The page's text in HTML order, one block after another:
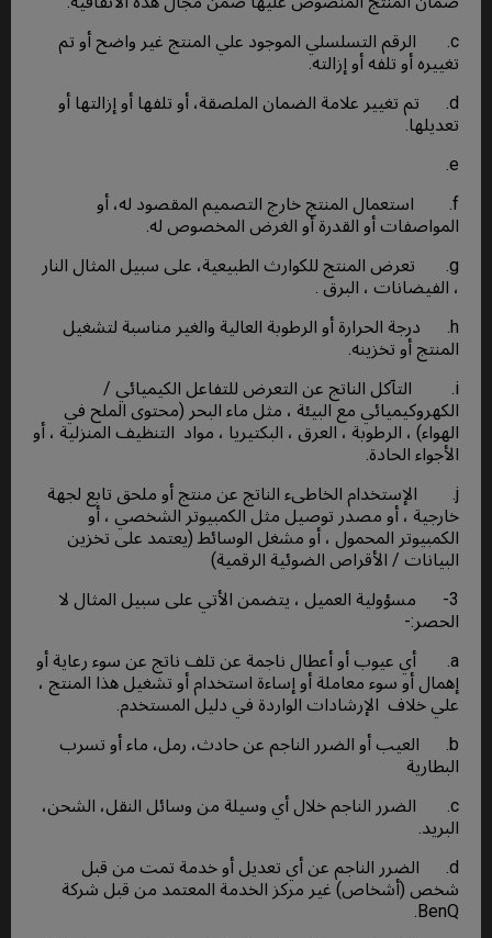
c. الرقم التسلسلي الموجود علي المنتج غير واضح أو تم
تغييره أو تلفه أو إزالته.
d. تم تغيير علامة الضمان الملصقة، أو تلفها أو إزالتها أو
تعديلها.
e.
f. استعمال المنتج خارج التصميم المقصود له، أو
المواصفات أو القدرة أو الغرض المخصوص له.
g. تعرض المنتج للكوارث الطبيعية، على سبيل المثال النار
، الفيضانات ، البرق .
h. درجة الحرارة أو الرطوبة العالية والغير مناسبة لتشغيل
المنتج أو تخزينه.
i. التآكل الناتج عن التعرض للتفاعل الكيميائي /
الكهروكيميائي مع البيئة ، مثل ماء البحر (محتوى الملح في
الهواء) ، الرطوبة ، العرق ، البكتيريا ، مواد التنظيف المنزلية ، أو
الأجواء الحادة.
j. الإستخدام الخاطىء الناتج عن منتج أو ملحق تابع لجهة
خارجية ، أو مصدر توصيل مثل الكمبيوتر الشخصي ، أو
الكمبيوتر المحمول ، أو مشغل الوسائط (يعتمد على تخزين
البيانات / الأقراص الضوئية الرقمية)
3- مسؤولية العميل ، يتضمن الأتي على سبيل المثال لا
الحصر:-
a. أي عيوب أو أعطال ناجمة عن تلف ناتج عن سوء رعاية أو
إهمال أو سوء معاملة أو إساءة استخدام أو تشغيل هذا المنتج ،
علي خلاف الإرشادات الواردة في دليل المستخدم.
b. العيب أو الضرر الناجم عن حادث، رمل، ماء أو تسرب
البطارية
c. الضرر الناجم خلال أي وسيلة من وسائل النقل، الشحن،
البريد.
d. الضرر الناجم عن أي تعديل أو خدمة تمت من قبل
شخص (أشخاص) غير مركز الخدمة المعتمد من قبل شركة
BenQ.